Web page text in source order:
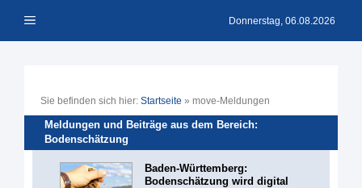
Inhalt Menü Donnerstag, 06.08.2026
Sie befinden sich hier: Startseite » move-Meldungen
Meldungen und Beiträge aus dem Bereich:
Bodenschätzung
Baden-Württemberg:
Bodenschätzung wird digital